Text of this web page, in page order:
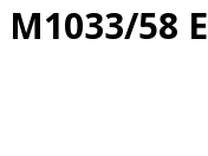
М1033/58 Е